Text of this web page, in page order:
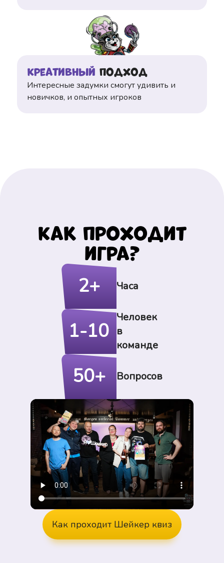
Креативный подход
Интересные задумки смогут удивить и
новичков, и опытных игроков
Как проходит
игра?
2+
Часа
1-10
Человек
в
команде
50+ Вопросов
Как проходит Шейкер квиз